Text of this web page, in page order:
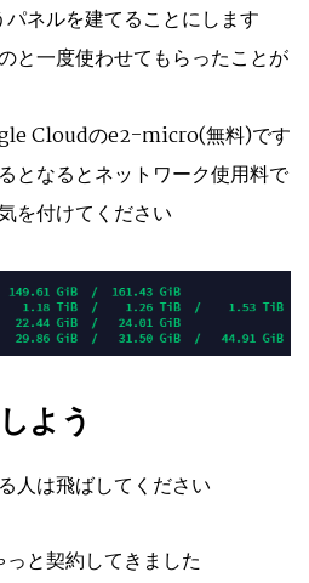
パネルを建てることにします
と一度使わせてもらったことが
Cloudのe2-micro(無料)です
となるとネットワーク使用料で
を付けてください
よう
人は飛ばしてください
と契約してきました